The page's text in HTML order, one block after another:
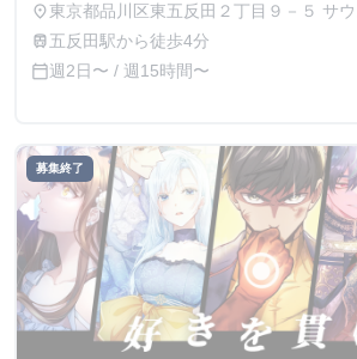
place東京都品川区東五反田２丁目９－５ サウ
田５階
train 五反田駅から徒歩4分
calendar_today週2日〜 / 週15時間〜
募集終了